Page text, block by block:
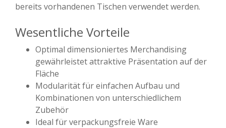
bereits vorhandenen Tischen verwendet werden.
Wesentliche Vorteile
Optimal dimensioniertes Merchandising
gewährleistet attraktive Präsentation auf der
Fläche
Modularität für einfachen Aufbau und
Kombinationen von unterschiedlichem
Zubehör
Ideal für verpackungsfreie Ware